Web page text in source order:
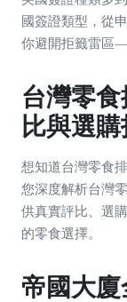
國簽證類型，從
你避開拒籤雷區
台灣零
比與選
想知道台灣零食
您深度解析台灣
供真實評比、選
的零食選擇。
帝國大